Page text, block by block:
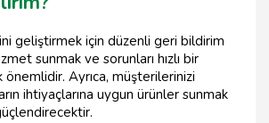
geliştirmek için düzenli geri bildirim
sunmak ve sorunları hızlı bir
Ayrıca, müşterilerinizi
ihtiyaçlarına uygun ürünler sunmak